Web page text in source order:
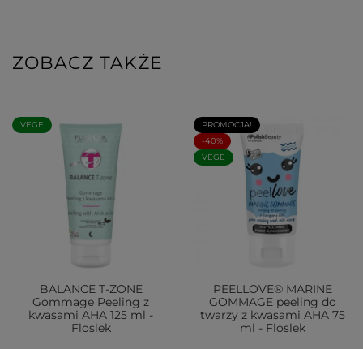
ZOBACZ TAKŻE
VEGE
BALANCE T-ZONE
Gommage Peeling z
kwasami AHA 125 ml -
Floslek
PROMOCJA!
-40%
VEGE
PEELLOVE® MARINE
GOMMAGE peeling do
twarzy z kwasami AHA 75
ml - Floslek